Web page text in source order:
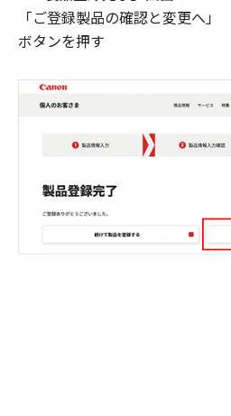
「ご登録製品の確認と変更へ」
ボタンを押す